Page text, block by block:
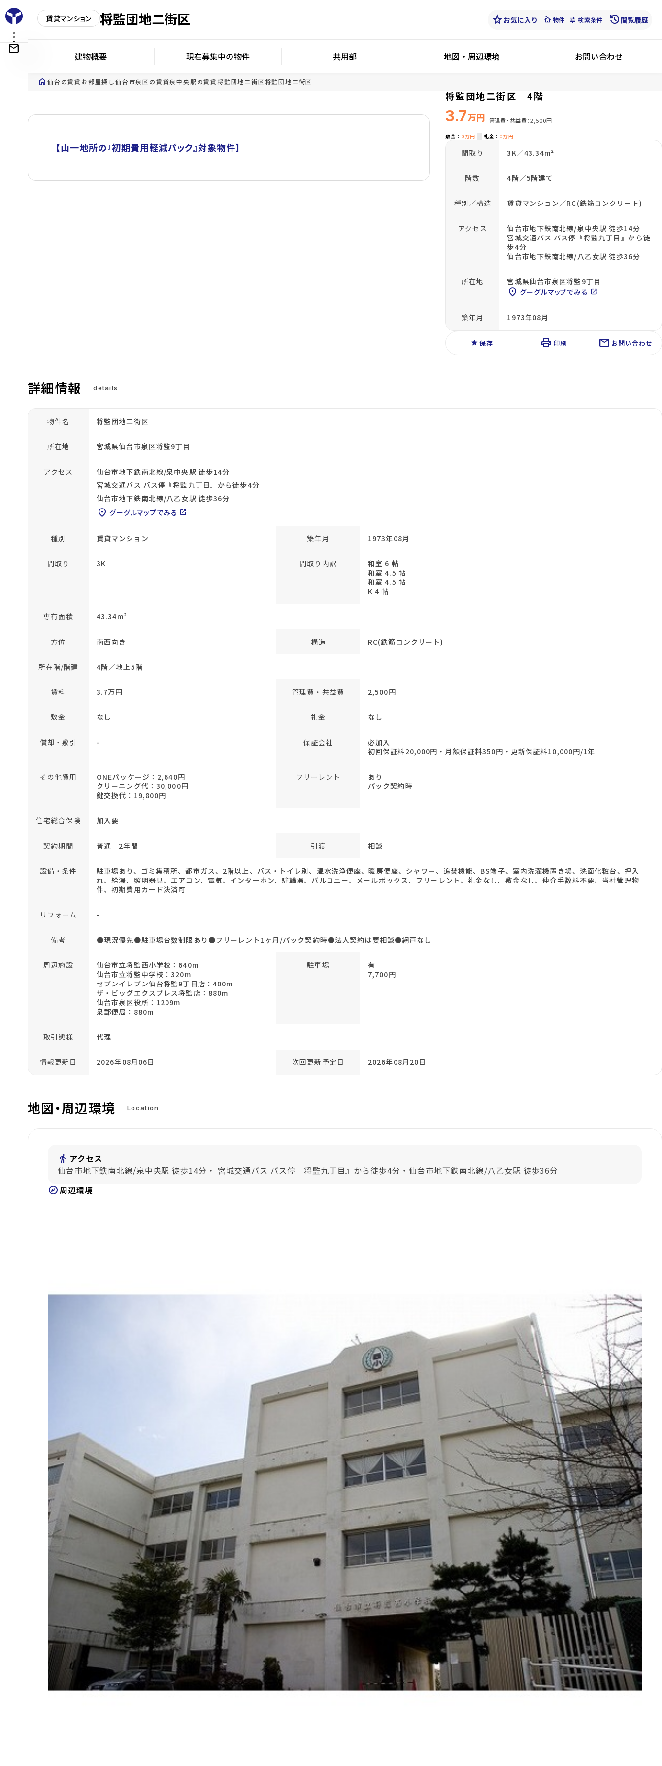
賃貸マンション 将監団地二街区 starお気に入り cottage物件 tune 検索条件 history 閲覧履歴
建物概要 現在募集中の物件 共用部 地図・周辺環境 お問い合わせ
home 仙台の賃貸お部屋探し仙台市泉区の賃貸泉中央駅の賃貸将監団地二街区将監団地二街区
将監団地二街区 4階
3.7万円 管理費・共益費 2,500円
敷金 0万円 礼金 0万円
間取り 3K／43.34m²
階数 4階／5階建て
種別／構造 賃貸マンション／RC(鉄筋コンクリート)
アクセス
仙台市地下鉄南北線/泉中央駅 徒歩14分
宮城交通バス バス停『将監九丁目』から徒
歩4分
仙台市地下鉄南北線/八乙女駅 徒歩36分
所在地 宮城県仙台市泉区将監9丁目
location_on グーグルマップでみる open_in_new
築年月 1973年08月
star 保存 print 印刷 mail お問い合わせ
【山一地所の『初期費用軽減パック』対象物件】
詳細情報 details
物件名 将監団地二街区
所在地 宮城県仙台市泉区将監9丁目
アクセス
仙台市地下鉄南北線/泉中央駅 徒歩14分
宮城交通バス バス停『将監九丁目』から徒歩4分
仙台市地下鉄南北線/八乙女駅 徒歩36分
location_on グーグルマップでみる open_in_new
種別 賃貸マンション 築年月 1973年08月
間取り 3K 間取り内訳
和室 6 帖
和室 4.5 帖
和室 4.5 帖
K 4 帖
専有面積 43.34m²
方位 南西向き 構造 RC(鉄筋コンクリート)
所在階/階建 4階／地上5階
賃料 3.7万円 管理費・共益費 2,500円
敷金 なし 礼金 なし
償却・敷引 - 保証会社
必加入
初回保証料20,000円・月額保証料350円・更新保証料10,000円/1年
その他費用
ONEパッケージ：2,640円
クリーニング代：30,000円
鍵交換代：19,800円
フリーレント
あり
パック契約時
住宅総合保険 加入要
契約期間 普通 2年間 引渡 相談
設備・条件
駐車場あり、ゴミ集積所、都市ガス、2階以上、バス・トイレ別、温水洗浄便座、暖房便座、シャワー、追焚機能、BS端子、室内洗濯機置き場、洗面化粧台、押入
れ、給湯、照明器具、エアコン、電気、インターホン、駐輪場、バルコニー、メールボックス、フリーレント、礼金なし、敷金なし、仲介手数料不要、当社管理物
件、初期費用カード決済可
リフォーム -
備考 ●現況優先●駐車場台数制限あり●フリーレント1ヶ月/パック契約時●法人契約は要相談●網戸なし
周辺施設
仙台市立将監西小学校：640m
仙台市立将監中学校：320m
セブンイレブン仙台将監9丁目店：400m
ザ・ビッグエクスプレス将監店：880m
仙台市泉区役所：1209m
泉郵便局：880m
駐車場
有
7,700円
取引態様 代理
情報更新日 2026年08月06日 次回更新予定日 2026年08月20日
地図・周辺環境 Location
directions_walk アクセス
仙台市地下鉄南北線/泉中央駅 徒歩14分・ 宮城交通バス バス停『将監九丁目』から徒歩4分・仙台市地下鉄南北線/八乙女駅 徒歩36分
explore周辺環境